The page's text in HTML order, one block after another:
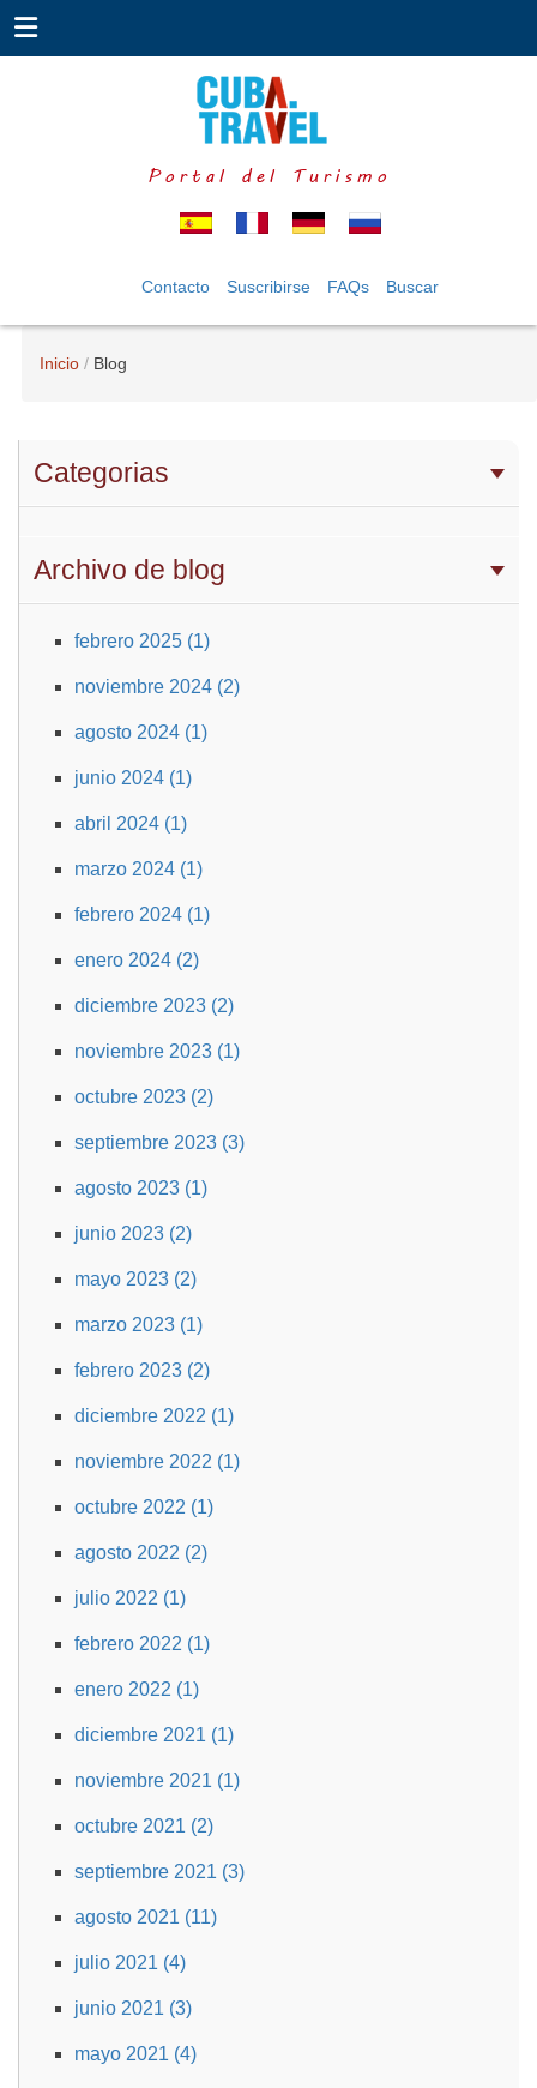
Portal del Turismo
Contacto Suscribirse FAQs Buscar
Inicio Blog
Categorias
Archivo de blog
febrero 2025 (1)
noviembre 2024 (2)
agosto 2024 (1)
junio 2024 (1)
abril 2024 (1)
marzo 2024 (1)
febrero 2024 (1)
enero 2024 (2)
diciembre 2023 (2)
noviembre 2023 (1)
octubre 2023 (2)
septiembre 2023 (3)
agosto 2023 (1)
junio 2023 (2)
mayo 2023 (2)
marzo 2023 (1)
febrero 2023 (2)
diciembre 2022 (1)
noviembre 2022 (1)
octubre 2022 (1)
agosto 2022 (2)
julio 2022 (1)
febrero 2022 (1)
enero 2022 (1)
diciembre 2021 (1)
noviembre 2021 (1)
octubre 2021 (2)
septiembre 2021 (3)
agosto 2021 (11)
julio 2021 (4)
junio 2021 (3)
mayo 2021 (4)